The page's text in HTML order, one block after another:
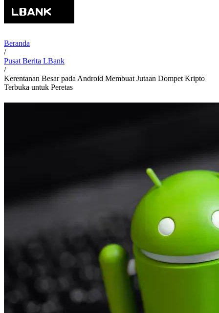
Beranda
/
Pusat Berita LBank
/
Kerentanan Besar pada Android Membuat Jutaan Dompet Kripto
Terbuka untuk Peretas